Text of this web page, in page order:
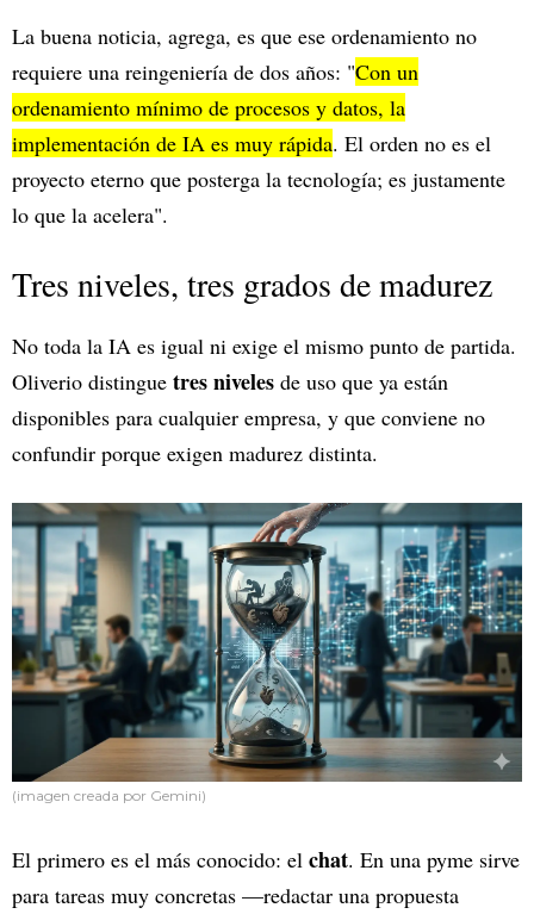
La buena noticia, agrega, es que ese ordenamiento no
requiere una reingeniería de dos años: "Con un
ordenamiento mínimo de procesos y datos, la
implementación de IA es muy rápida. El orden no es el
proyecto eterno que posterga la tecnología; es justamente
lo que la acelera".
Tres niveles, tres grados de madurez
No toda la IA es igual ni exige el mismo punto de partida.
Oliverio distingue tres niveles de uso que ya están
disponibles para cualquier empresa, y que conviene no
confundir porque exigen madurez distinta.
(imagen creada por Gemini)
El primero es el más conocido: el chat. En una pyme sirve
para tareas muy concretas —redactar una propuesta